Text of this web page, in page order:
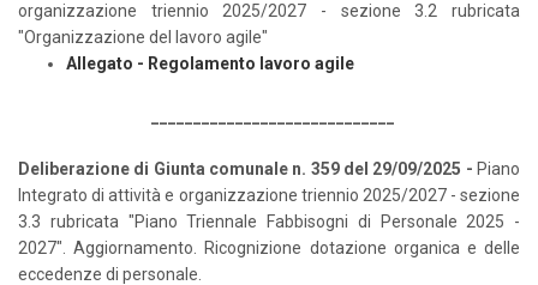
organizzazione triennio 2025/2027 - sezione 3.2 rubricata
"Organizzazione del lavoro agile"
Allegato - Regolamento lavoro agile
Deliberazione di Giunta comunale n. 359 del 29/09/2025 - Piano
Integrato di attività e organizzazione triennio 2025/2027 - sezione
3.3 rubricata "Piano Triennale Fabbisogni di Personale 2025 -
2027". Aggiornamento. Ricognizione dotazione organica e delle
eccedenze di personale.